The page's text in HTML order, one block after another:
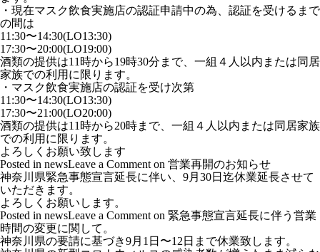
・現在マスク飲食実施店の認証申請中の為、認証を受けるまで
の間は
11:30〜14:30(LO13:30)
17:30〜20:00(LO19:00)
酒類の提供は11時から19時30分まで、一組４人以内または同居
家族での利用に限ります。
・マスク飲食実施店の認証を受け次第
11:30〜14:30(LO13:30)
17:30〜21:00(LO20:00)
酒類の提供は11時から20時まで、一組４人以内または同居家族
での利用に限ります。
よろしくお願い致します
Posted in newsLeave a Commenton 営業再開のお知らせ
神奈川県緊急事態宣言延長に伴い、9月30日迄休業延長させて
いただきます。
よろしくお願いします。
Posted in newsLeave a Commenton 緊急事態宣言延長に伴う営業
時間の変更に関して。
神奈川県の要請に基づき9月1日〜12日まで休業致します。